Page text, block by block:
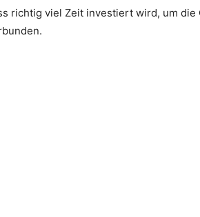
richtig viel Zeit investiert wird, um